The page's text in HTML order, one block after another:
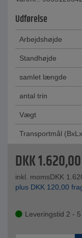
Udførelse
Arbejdshøjde
Standhøjde
samlet længde
antal trin
Vægt
Transportmål
DKK1.620,00
inkl. momsDKK
plus DKK 120,00
Leveringstid 2 -